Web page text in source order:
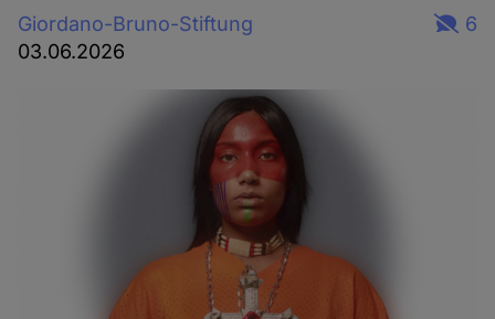
Giordano-Bruno-Stiftung
03.06.2026
6